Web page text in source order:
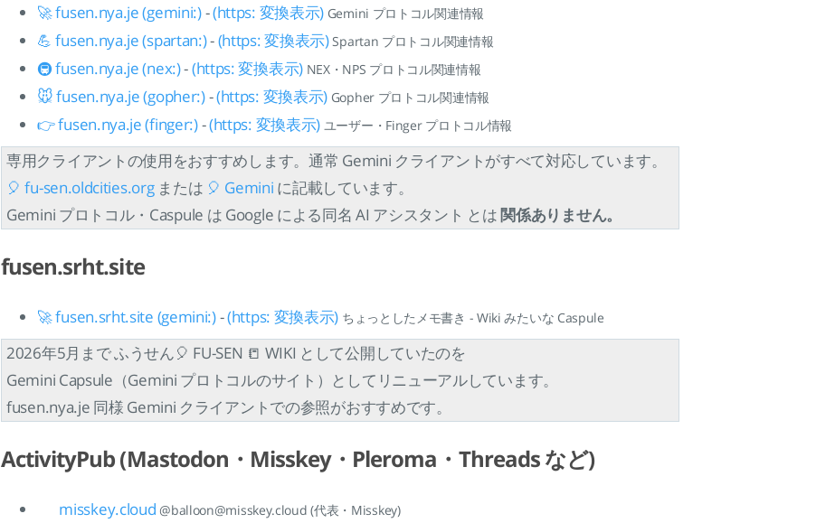
🚀 fusen.nya.je (gemini:)-(https: 変換表示) Gemini プロトコル関連情報
💪 fusen.nya.je (spartan:)-(https: 変換表示) Spartan プロトコル関連情報
🚇 fusen.nya.je (nex:)-(https: 変換表示) NEX・NPS プロトコル関連情報
🐭 fusen.nya.je (gopher:)-(https: 変換表示) Gopher プロトコル関連情報
👉 fusen.nya.je (finger:)-(https: 変換表示) ユーザー・Finger プロトコル情報
専用クライアントの使用をおすすめします。通常 Gemini クライアントがすべて対応しています。
🎈 fu-sen.oldcities.orgまたは 🎈 Gemini に記載しています。
Gemini プロトコル・Caspule は Google による同名 AI アシスタント とは関係ありません。
fusen.srht.site
🚀 fusen.srht.site (gemini:)-(https: 変換表示) ちょっとしたメモ書き - Wiki みたいな Caspule
2026年5月まで ふうせん🎈 FU-SEN 📒 WIKI として公開していたのを
Gemini Capsule（Gemini プロトコルのサイト）としてリニューアルしています。
fusen.nya.je 同様 Gemini クライアントでの参照がおすすめです。
ActivityPub (Mastodon・Misskey・Pleroma・Threads など)
misskey.cloud @balloon@misskey.cloud (代表・Misskey)